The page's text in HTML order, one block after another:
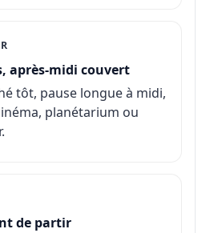
après-midi couvert
tôt, pause longue à midi,
planétarium ou
de partir